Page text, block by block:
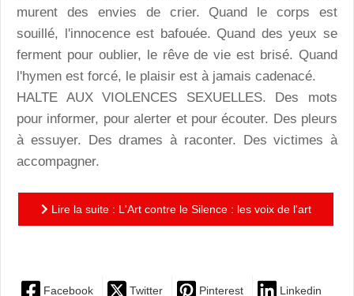
murent des envies de crier. Quand le corps est
souillé, l'innocence est bafouée. Quand des yeux se
ferment pour oublier, le rêve de vie est brisé. Quand
l'hymen est forcé, le plaisir est à jamais cadenacé.
HALTE AUX VIOLENCES SEXUELLES. Des mots
pour informer, pour alerter et pour écouter. Des pleurs
à essuyer. Des drames à raconter. Des victimes à
accompagner.
Lire la suite : L'Art contre le Silence : les voix de l'art
Facebook Twitter Pinterest Linkedin